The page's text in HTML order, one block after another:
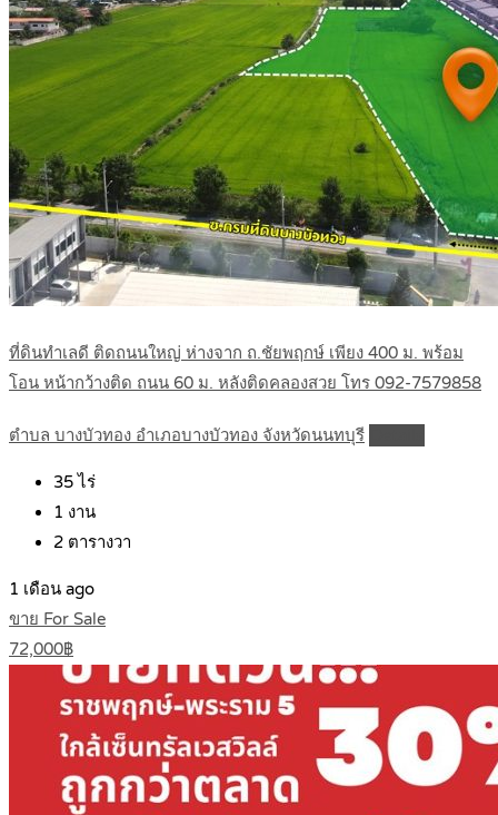
ที่ดินทำเลดี ติดถนนใหญ่ ห่างจาก ถ.ชัยพฤกษ์ เพียง 400 ม. พร้อม
โอน หน้ากว้างติด ถนน 60 ม. หลังติดคลองสวย โทร 092-7579858
ตำบล บางบัวทอง อำเภอบางบัวทอง จังหวัดนนทบุรี
35ไร่
1 งาน
2 ตารางวา
1 เดือน ago
ขาย For Sale
72,000฿